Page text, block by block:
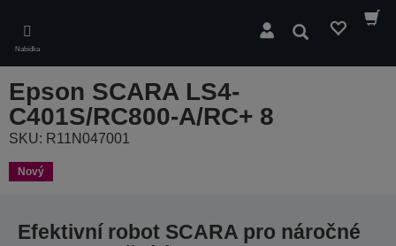
main
content
Nabídka
Hledat
Epson SCARA LS4-
C401S/RC800-A/RC+ 8
SKU: R11N047001
Nový
Efektivní robot SCARA pro náročné